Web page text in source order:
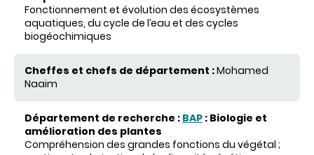
Fonctionnement et évolution des écosystèmes
aquatiques, du cycle de l’eau et des cycles
biogéochimiques
Mohamed
Naaim
BAP : Biologie et
amélioration des plantes
Compréhension des grandes fonctions du végétal ;